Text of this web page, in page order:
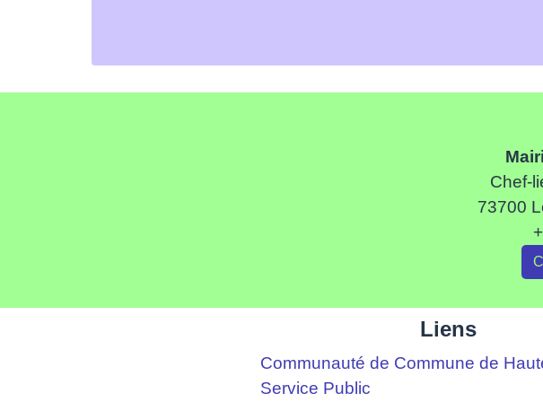
Chef-
73700
Liens
Communauté de Commune de
Service Public